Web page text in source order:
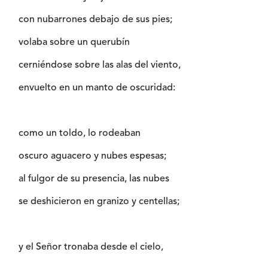
con nubarrones debajo de sus pies;
volaba sobre un querubín
cerniéndose sobre las alas del viento,
envuelto en un manto de oscuridad:
como un toldo, lo rodeaban
oscuro aguacero y nubes espesas;
al fulgor de su presencia, las nubes
se deshicieron en granizo y centellas;
y el Señor tronaba desde el cielo,